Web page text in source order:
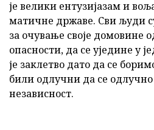
је велики ентузијазам и
матичне државе. Сви људи
за очување своје домовине
опасности, да се уједине у
је заклетво дато да се
били одлучни да се одлучно
независност.